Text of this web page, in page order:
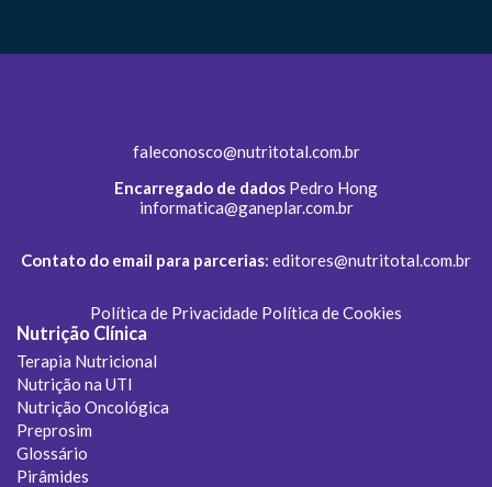
faleconosco@nutritotal.com.br
Encarregado de dados Pedro Hong
informatica@ganeplar.com.br
Contato do email para parcerias: editores@nutritotal.com.br
Política de Privacidade Política de Cookies
Nutrição Clínica
Terapia Nutricional
Nutrição na UTI
Nutrição Oncológica
Preprosim
Glossário
Pirâmides